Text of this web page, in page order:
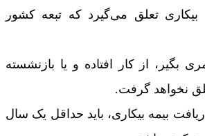
بیکاری تعلق می‌گیرد که تبعه کشور
بگیر، از کار افتاده و یا بازنشسته
نخواهد گرفت.
بیمه بیکاری، باید حداقل یک سال